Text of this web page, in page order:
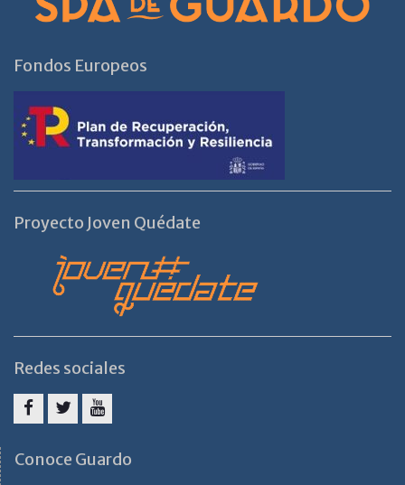
Fondos Europeos
Proyecto Joven Quédate
Redes sociales
Conoce Guardo